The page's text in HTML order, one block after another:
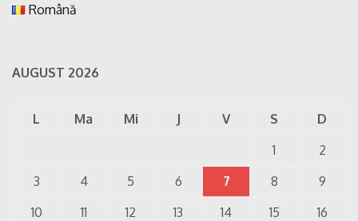
Română
AUGUST 2026
L Ma Mi J V S
D
1
2
3
4 5 6 7 8
9
10
11 12 13 14 15 16